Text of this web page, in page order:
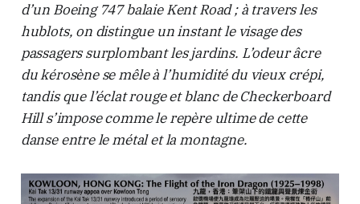
d’un Boeing 747 balaie Kent Road ; à travers les
hublots, on distingue un instant le visage des
passagers surplombant les jardins. L’odeur âcre
du kérosène se mêle à l’humidité du vieux crépi,
tandis que l’éclat rouge et blanc de Checkerboard
Hill s’impose comme le repère ultime de cette
danse entre le métal et la montagne.